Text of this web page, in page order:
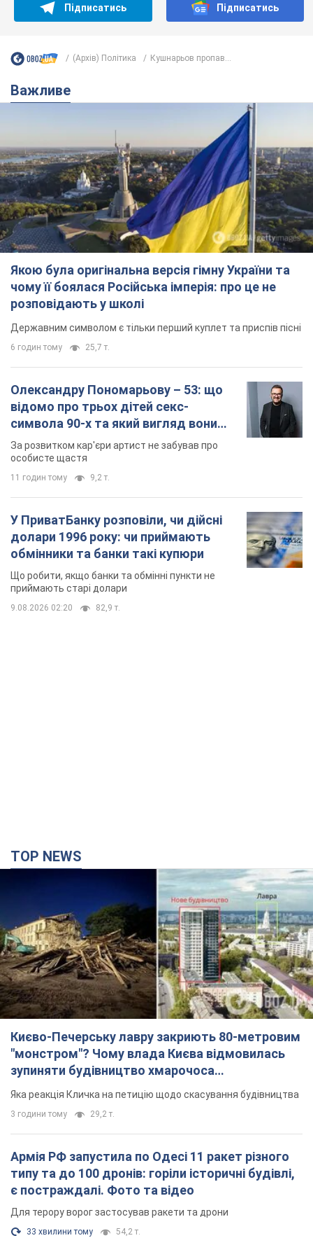
Підписатись Підписатись
(Архів) Політика Кушнарьов пропав...
Важливе
Якою була оригінальна версія гімну України та
чому її боялася Російська імперія: про це не
розповідають у школі
Державним символом є тільки перший куплет та приспів пісні
6 годин тому 25,7 т.
Олександру Пономарьову – 53: що
відомо про трьох дітей секс-
символа 90-х та який вигляд вони
мають
За розвитком кар'єри артист не забував про
особисте щастя
11 годин тому 9,2 т.
У ПриватБанку розповіли, чи дійсні
долари 1996 року: чи приймають
обмінники та банки такі купюри
Що робити, якщо банки та обмінні пункти не
приймають старі долари
9.08.2026 02:20 82,9 т.
TOP NEWS
Києво-Печерську лавру закриють 80-метровим
"монстром"? Чому влада Києва відмовилась
зупиняти будівництво хмарочоса
"московського вірянина"
Яка реакція Кличка на петицію щодо скасування будівництва
3 години тому 29,2 т.
Армія РФ запустила по Одесі 11 ракет різного
типу та до 100 дронів: горіли історичні будівлі,
є постраждалі. Фото та відео
Для терору ворог застосував ракети та дрони
33 хвилини тому 54,2 т.